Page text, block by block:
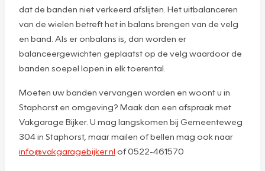
dat de banden niet verkeerd afslijten. Het uitbalanceren
van de wielen betreft het in balans brengen van de velg
en band. Als er onbalans is, dan worden er
balanceergewichten geplaatst op de velg waardoor de
banden soepel lopen in elk toerental.
Moeten uw banden vervangen worden en woont u in
Staphorst en omgeving? Maak dan een afspraak met
Vakgarage Bijker. U mag langskomen bij Gemeenteweg
304 in Staphorst, maar mailen of bellen mag ook naar
info@vakgaragebijker.nl of 0522-461570